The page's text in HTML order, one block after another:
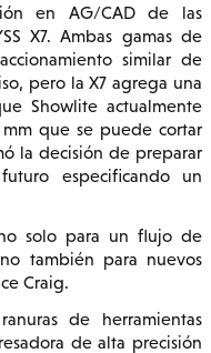
en AG/CAD de las
X7. Ambas gamas de
similar de
pero la X7 agrega una
Showlite actualmente
que se puede cortar
la decisión de preparar
especificando un
solo para un flujo de
también para nuevos
Craig.
de herramientas
de alta precisión